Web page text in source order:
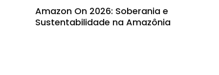
Amazon On 2026: Soberania e
Sustentabilidade na Amazônia